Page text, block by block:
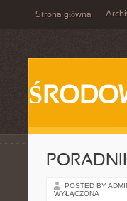
Strona główna
POSTED BY
WYŁĄCZONA